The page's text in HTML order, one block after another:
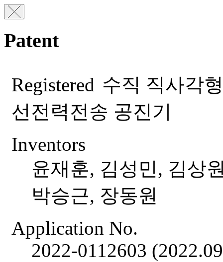
Patent
Registered 수직 직사각
선전력전송 공진기
Inventors
윤재훈, 김성민, 김상
박승근, 장동원
Application No.
2022-0112603